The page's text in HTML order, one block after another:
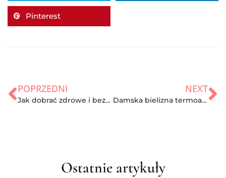
Pinterest
POPRZEDNI
Jak dobrać zdrowe i bezpieczne buty sportowe dla aktywnego dziecka?
NEXT
Damska bielizna termoaktywna – przy jakich rodzajach aktywności fizycznej sprawdzi się najlepiej?
Ostatnie artykuły